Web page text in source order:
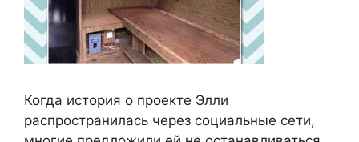
Когда история о проекте Элли
распространилась через социальные сети,